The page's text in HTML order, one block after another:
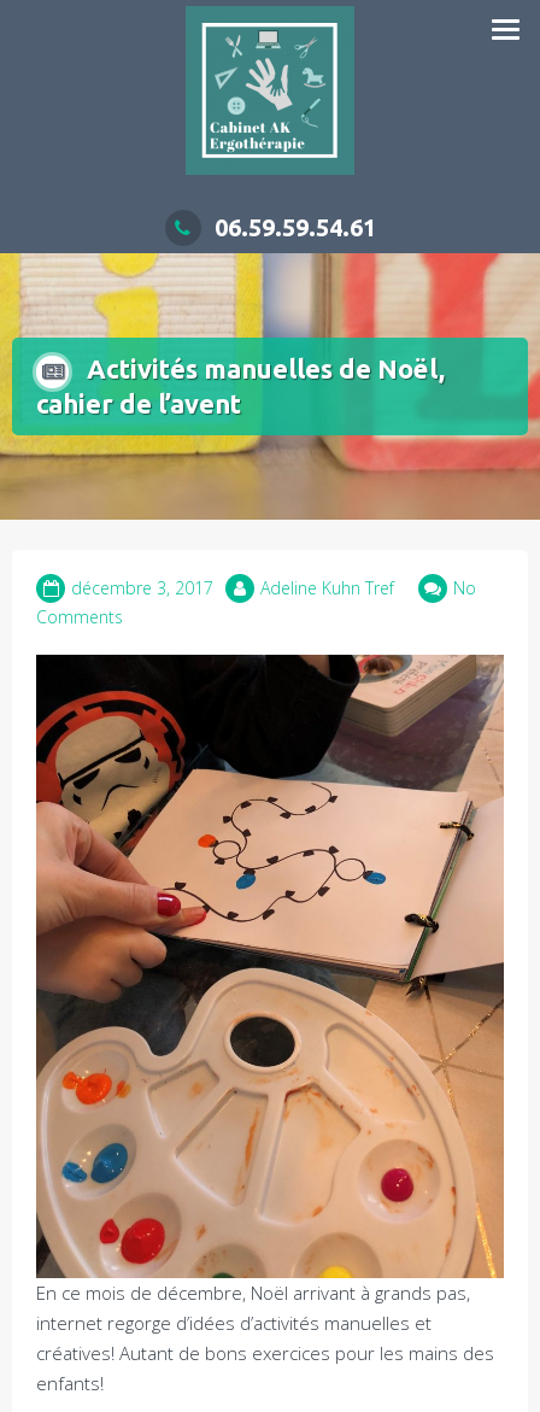
06.59.59.54.61
Activités manuelles de Noël,
cahier de l’avent
décembre 3, 2017 Adeline Kuhn Tref
No
Comments
En ce mois de décembre, Noël arrivant à grands pas,
internet regorge d’idées d’activités manuelles et
créatives! Autant de bons exercices pour les mains des
enfants!